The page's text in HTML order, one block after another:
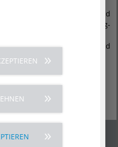
und
Hamburg-
und
Heidelberg
Studien Mainz